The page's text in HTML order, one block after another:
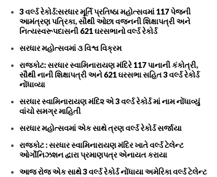
3 વર્લ્ડ રેકોર્ડ:સરધાર મૂર્તિ પ્રતિષ્ઠા મહોત્સવમાં 117 પેજની
આમંત્રણ પત્રિકા, સૌથી ઓછા વજનની શિક્ષાપત્રી અને
નિત્યસ્વરૂપદાસની 621 ઘરસભાનો વર્લ્ડ રેકોર્ડ
સરધાર મહોત્સવમાં ૩ વિશ્વ વિક્રમ
રાજકોટ: સરધાર સ્વામિનારાયણ મંદિરે 117 પાનાની કંકોત્રી,
સૌથી નાની શિક્ષાપત્રી અને 621 ઘરસભા સહિત 3 વર્લ્ડ રેકોર્ડ
નોંધાવ્યા
સરધાર સ્વામિનારાયણ મંદિ૨ એ 3 વર્લ્ડ રેકોર્ડ માં નામ નોંધાવ્યું
વાંચો સમગ્ર માહિતી
સરધાર મહોત્સવમાં એક સાથે ત્રણ વર્લ્ડ રેકોર્ડ સર્જાયા
રાજકોટ : સરધાર સ્વામિનારાયણ મંદિર ખાતે વર્લ્ડ ટેલેન્ટ
ઓર્ગોનિઝશન દ્વારા પ્રમાણપત્ર એનાયત કરાયા
આજ રોજ એક સાથે 3 વર્લ્ડ રેકોર્ડ નોંધાયા અમેરિકા વર્લ્ડ ટેલેન્ટ